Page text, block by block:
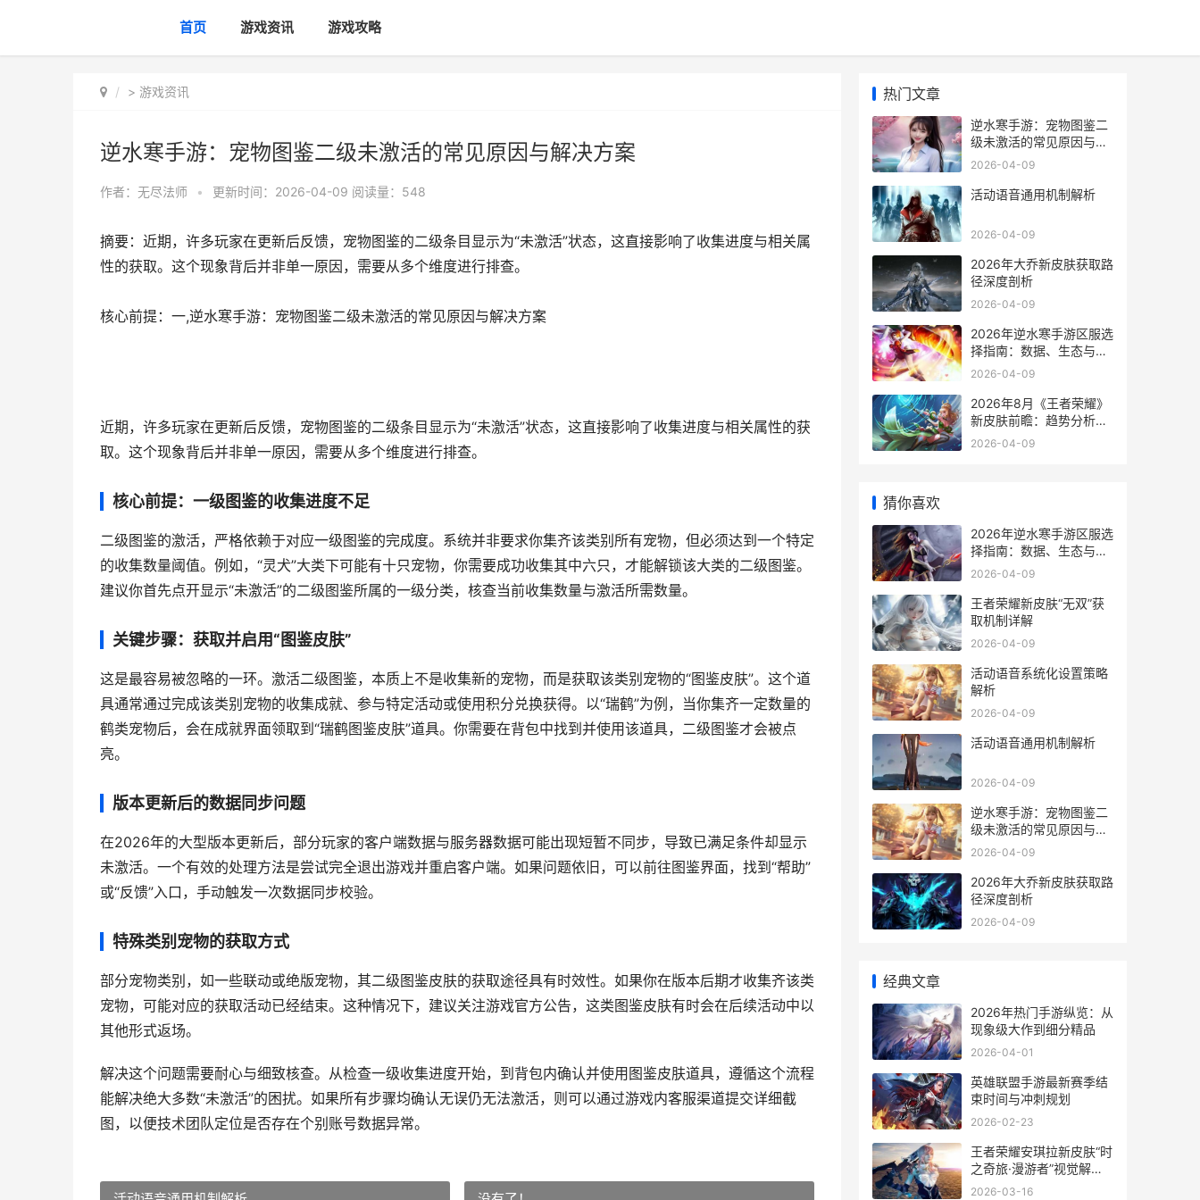
首页 游戏资讯 游戏攻略
> 游戏资讯
逆水寒手游：宠物图鉴二级未激活的常见原因与解决方案
作者： 无尽法师 • 更新时间：2026-04-09 阅读量：548
摘要：近期，许多玩家在更新后反馈，宠物图鉴的二级条目显示为“未激活”状态，这直接影响了收集进度与相关属
性的获取。这个现象背后并非单一原因，需要从多个维度进行排查。
核心前提：一,逆水寒手游：宠物图鉴二级未激活的常见原因与解决方案
近期，许多玩家在更新后反馈，宠物图鉴的二级条目显示为“未激活”状态，这直接影响了收集进度与相关属性的获
取。这个现象背后并非单一原因，需要从多个维度进行排查。
核心前提：一级图鉴的收集进度不足
二级图鉴的激活，严格依赖于对应一级图鉴的完成度。系统并非要求你集齐该类别所有宠物，但必须达到一个特定
的收集数量阈值。例如，“灵犬”大类下可能有十只宠物，你需要成功收集其中六只，才能解锁该大类的二级图鉴。
建议你首先点开显示“未激活”的二级图鉴所属的一级分类，核查当前收集数量与激活所需数量。
关键步骤：获取并启用“图鉴皮肤”
这是最容易被忽略的一环。激活二级图鉴，本质上不是收集新的宠物，而是获取该类别宠物的“图鉴皮肤”。这个道
具通常通过完成该类别宠物的收集成就、参与特定活动或使用积分兑换获得。以“瑞鹤”为例，当你集齐一定数量的
鹤类宠物后，会在成就界面领取到“瑞鹤图鉴皮肤”道具。你需要在背包中找到并使用该道具，二级图鉴才会被点
亮。
版本更新后的数据同步问题
在2026年的大型版本更新后，部分玩家的客户端数据与服务器数据可能出现短暂不同步，导致已满足条件却显示
未激活。一个有效的处理方法是尝试完全退出游戏并重启客户端。如果问题依旧，可以前往图鉴界面，找到“帮助”
或“反馈”入口，手动触发一次数据同步校验。
特殊类别宠物的获取方式
部分宠物类别，如一些联动或绝版宠物，其二级图鉴皮肤的获取途径具有时效性。如果你在版本后期才收集齐该类
宠物，可能对应的获取活动已经结束。这种情况下，建议关注游戏官方公告，这类图鉴皮肤有时会在后续活动中以
其他形式返场。
解决这个问题需要耐心与细致核查。从检查一级收集进度开始，到背包内确认并使用图鉴皮肤道具，遵循这个流程
能解决绝大多数“未激活”的困扰。如果所有步骤均确认无误仍无法激活，则可以通过游戏内客服渠道提交详细截
图，以便技术团队定位是否存在个别账号数据异常。
热门文章
逆水寒手游：宠物图鉴二
级未激活的常见原因与解
决方案
2026-04-09
活动语音通用机制解析
2026-04-09
2026年大乔新皮肤获取路
径深度剖析
2026-04-09
2026年逆水寒手游区服选
择指南：数据、生态与决
策分析
2026-04-09
2026年8月《王者荣耀》
新皮肤前瞻：趋势分析与
实战影响
2026-04-09
猜你喜欢
2026年逆水寒手游区服选
择指南：数据、生态与决
策分析
2026-04-09
王者荣耀新皮肤“无双”获
取机制详解
2026-04-09
活动语音系统化设置策略
解析
2026-04-09
活动语音通用机制解析
2026-04-09
逆水寒手游：宠物图鉴二
级未激活的常见原因与解
决方案
2026-04-09
2026年大乔新皮肤获取路
径深度剖析
2026-04-09
经典文章
2026年热门手游纵览：从
现象级大作到细分精品
2026-04-01
英雄联盟手游最新赛季结
束时间与冲刺规划
2026-02-23
王者荣耀安琪拉新皮肤“时
之奇旅·漫游者”视觉解析
与实战观察
2026-03-16